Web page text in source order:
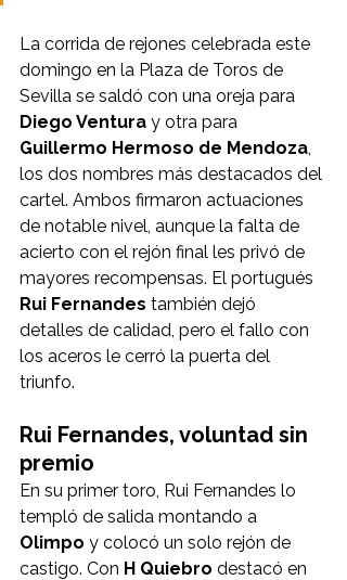
La corrida de rejones celebrada este
domingo en la Plaza de Toros de
Sevilla se saldó con una oreja para
Diego Ventura y otra para
Guillermo Hermoso de Mendoza,
los dos nombres más destacados del
cartel. Ambos firmaron actuaciones
de notable nivel, aunque la falta de
acierto con el rejón final les privó de
mayores recompensas. El portugués
Rui Fernandes también dejó
detalles de calidad, pero el fallo con
los aceros le cerró la puerta del
triunfo.
Rui Fernandes, voluntad sin
premio
En su primer toro, Rui Fernandes lo
templó de salida montando a
Olimpo y colocó un solo rejón de
castigo. Con H Quiebro destacó en